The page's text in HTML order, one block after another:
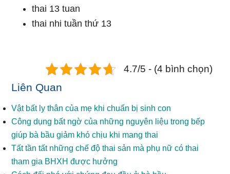
thai 13 tuan
thai nhi tuần thứ 13
4.7/5 - (4 bình chọn)
Liên Quan
Vật bất ly thân của mẹ khi chuẩn bị sinh con
Công dụng bất ngờ của những nguyên liệu trong bếp
giúp bà bầu giảm khó chịu khi mang thai
Tất tần tất những chế độ thai sản mà phụ nữ có thai
tham gia BHXH được hưởng